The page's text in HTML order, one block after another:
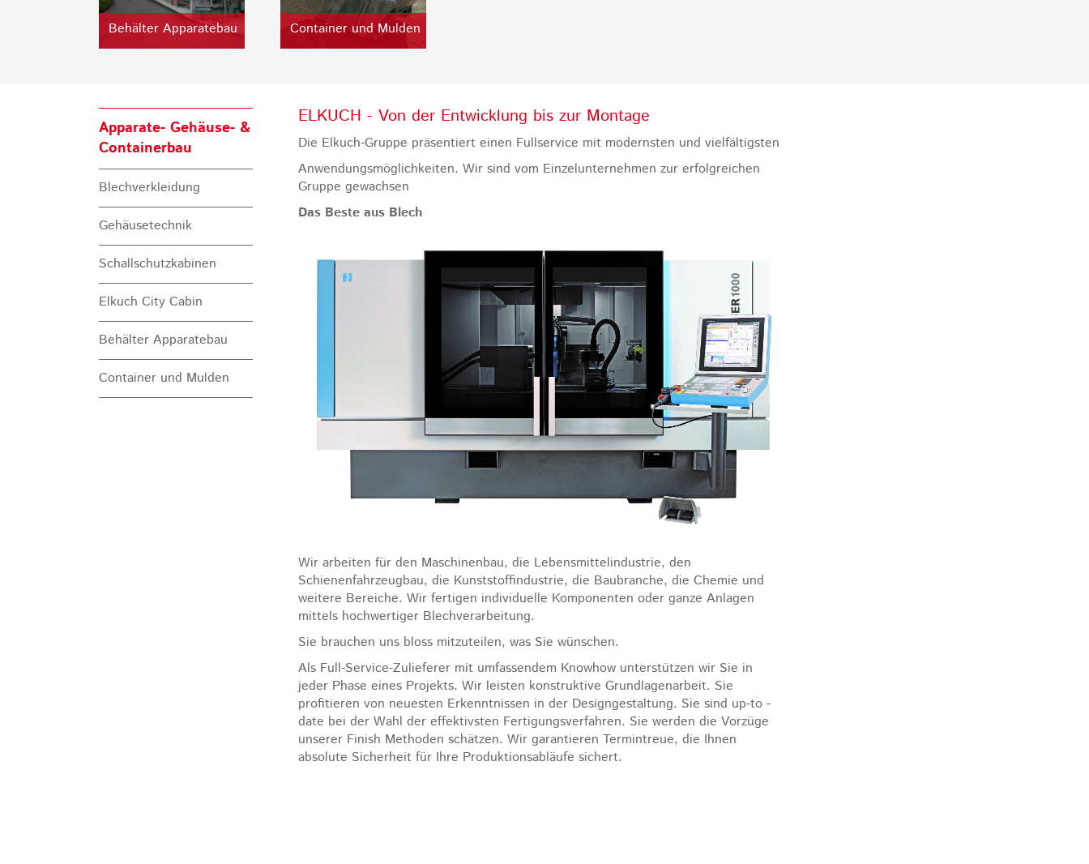
Behälter Apparatebau Container und Mulden
Apparate- Gehäuse- &
Containerbau
Blechverkleidung
Gehäusetechnik
Schallschutzkabinen
Elkuch City Cabin
Behälter Apparatebau
Container und Mulden
ELKUCH - Von der Entwicklung bis zur Montage
Die Elkuch-Gruppe präsentiert einen Fullservice mit modernsten und vielfältigsten
Anwendungsmöglichkeiten. Wir sind vom Einzelunternehmen zur erfolgreichen
Gruppe gewachsen
Das Beste aus Blech
Wir arbeiten für den Maschinenbau, die Lebensmittelindustrie, den
Schienenfahrzeugbau, die Kunststoffindustrie, die Baubranche, die Chemie und
weitere Bereiche. Wir fertigen individuelle Komponenten oder ganze Anlagen
mittels hochwertiger Blechverarbeitung.
Sie brauchen uns bloss mitzuteilen, was Sie wünschen.
Als Full-Service-Zulieferer mit umfassendem Knowhow unterstützen wir Sie in
jeder Phase eines Projekts. Wir leisten konstruktive Grundlagenarbeit. Sie
profitieren von neuesten Erkenntnissen in der Designgestaltung. Sie sind up-to -
date bei der Wahl der effektivsten Fertigungsverfahren. Sie werden die Vorzüge
unserer Finish Methoden schätzen. Wir garantieren Termintreue, die Ihnen
absolute Sicherheit für Ihre Produktionsabläufe sichert.